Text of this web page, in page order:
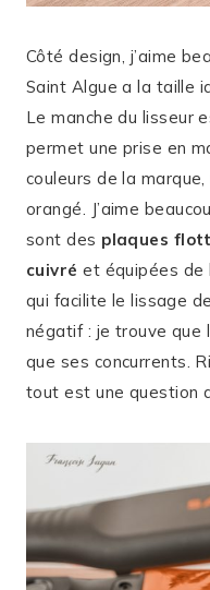
Côté design, j’aime
Saint Algue a la taille
Le manche du lisseur
permet une prise en
couleurs de la
orangé. J’aime
sont des plaques
cuivréet équipées de
qui facilite le lissage
négatif : je trouve que
que ses concurrents.
tout est une question